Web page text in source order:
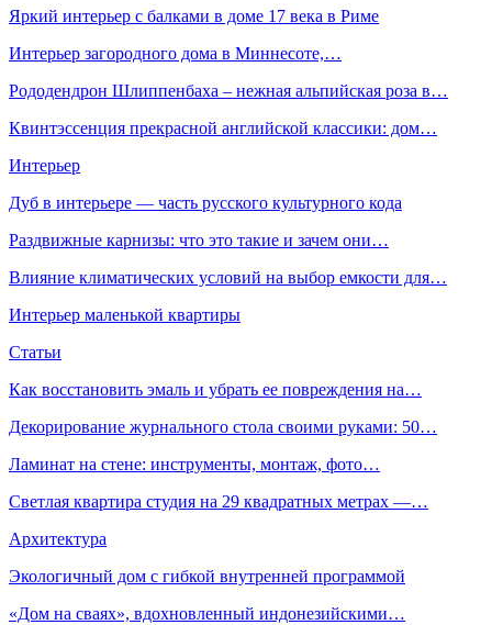
Яркий интерьер с балками в доме 17 века в Риме
Интерьер загородного дома в Миннесоте,…
Рододендрон Шлиппенбаха – нежная альпийская роза в…
Квинтэссенция прекрасной английской классики: дом…
Интерьер
Дуб в интерьере — часть русского культурного кода
Раздвижные карнизы: что это такие и зачем они…
Влияние климатических условий на выбор емкости для…
Интерьер маленькой квартиры
Статьи
Как восстановить эмаль и убрать ее повреждения на…
Декорирование журнального стола своими руками: 50…
Ламинат на стене: инструменты, монтаж, фото…
Светлая квартира студия на 29 квадратных метрах —…
Архитектура
Экологичный дом с гибкой внутренней программой
«Дом на сваях», вдохновленный индонезийскими…